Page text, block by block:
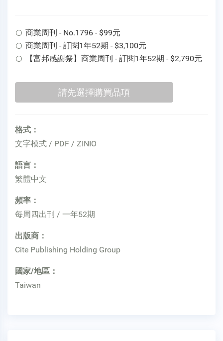
商業周刊 - No.1796 - $99元
商業周刊 - 訂閱1年52期 - $3,100元
【富邦感謝祭】商業周刊 - 訂閱1年52期 - $2,790元
格式：
文字模式 / PDF / ZINIO
語言：
繁體中文
頻率：
每周四出刊 / 一年52期
出版商：
Cite Publishing Holding Group
國家/地區：
Taiwan